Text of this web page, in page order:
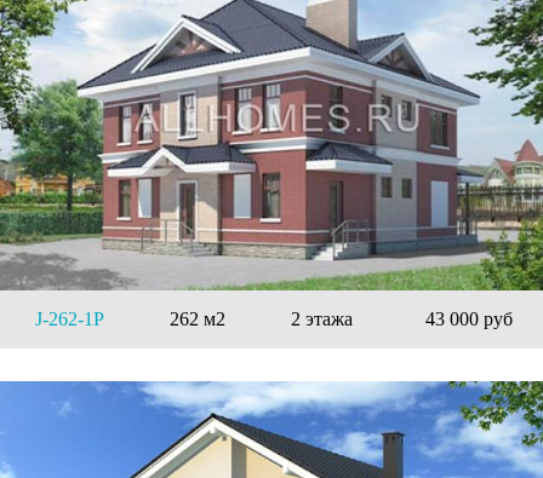
J-262-1P 262 м2 2 этажа 43 000 руб